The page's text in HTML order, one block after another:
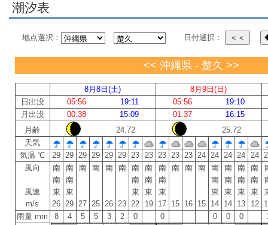
潮汐表
地点選択： 日付選択： ＜＜
<< 沖縄県 - 楚久 >>
8月8日(土)
8月9日(日)
日出没
05:56 19:11 05:56
19:10
月出没
00:38 15:09 01:37
16:15
月齢
24.72
25.72
天気
気温 ℃
29 29 29 29 29 29 23 23 23 23 23 24 24 24 24 24
風向
風速
m/s
南
南
東
26
南
南
東
29
南
27
南
25
南
26
南
23
南
南
東
22
南
南
東
19
南
南
東
17
南
15
南
16
南
15
南
南
東
14
南
南
東
14
南
南
東
13
南
南
東
12
雨量 mm
8 4 5 5 3 2 0 0 0 0 0